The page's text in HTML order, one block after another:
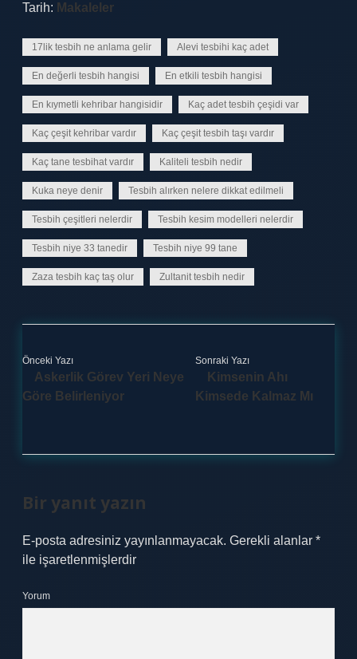
Tarih: Makaleler
17lik tesbih ne anlama gelir Alevi tesbihi kaç adet
En değerli tesbih hangisi En etkili tesbih hangisi
En kıymetli kehribar hangisidir Kaç adet tesbih çeşidi var
Kaç çeşit kehribar vardır Kaç çeşit tesbih taşı vardır
Kaç tane tesbihat vardır Kaliteli tesbih nedir
Kuka neye denir Tesbih alırken nelere dikkat edilmeli
Tesbih çeşitleri nelerdir Tesbih kesim modelleri nelerdir
Tesbih niye 33 tanedir Tesbih niye 99 tane
Zaza tesbih kaç taş olur Zultanit tesbih nedir
Önceki Yazı
Askerlik Görev Yeri Neye
Göre Belirleniyor
Sonraki Yazı
Kimsenin Ahı
Kimsede Kalmaz Mı
Bir yanıt yazın
E-posta adresiniz yayınlanmayacak. Gerekli alanlar *
ile işaretlenmişlerdir
Yorum